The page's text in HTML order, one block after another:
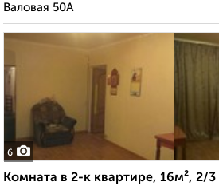
Валовая 50А
6
Комната в 2-к квартире, 16м², 2/